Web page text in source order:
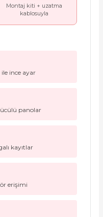
Montaj kiti + uzatma
kablosuyla
ince ayar
panolar
kayıtlar
erişimi